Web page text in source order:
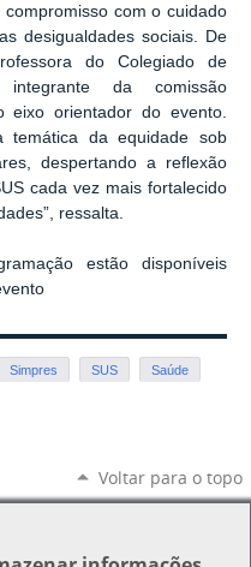
com o cuidado
desigualdades sociais. De
do Colegiado de
da comissão
eixo orientador do evento.
temática da equidade sob
despertando a reflexão
cada vez mais fortalecido
ressalta.
estão disponíveis
Simpres SUS Saúde
Voltar para o topo